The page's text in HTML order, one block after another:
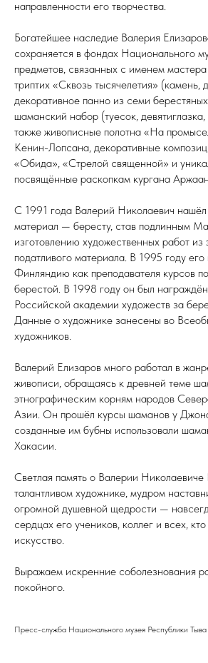
направленности его творчества.
Богатейшее наследие Валерия
сохраняется в фондах Национального
предметов, связанных с именем
триптих «Сквозь тысячелетия» (камень,
декоративное панно из семи
шаманский набор (туесок,
также живописные полотна «На
Кенин-Лопсана, декоративные
«Обида», «Стрелой священной» и
посвящённые раскопкам кургана
С 1991 года Валерий Николаевич нашёл
материал — бересту, став подлинным
изготовлению художественных работ из
податливого материала. В 1995 году
Финляндию как преподавателя курсов
берестой. В 1998 году он был
Российской академии художеств за
Данные о художнике занесены во
художников.
Валерий Елизаров много работал в
живописи, обращаясь к древней теме
этнографическим корням народов
Азии. Он прошёл курсы шаманов у
созданные им бубны использовали
Хакасии.
Светлая память о Валерии
талантливом художнике, мудром
огромной душевной щедрости —
сердцах его учеников, коллег и всех,
искусство.
Выражаем искренние соболезнования
покойного.
Пресс-служба Национального музея Республики Тыва